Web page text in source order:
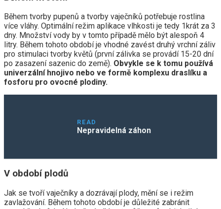
Během tvorby pupenů a tvorby vaječníků potřebuje rostlina
více vláhy. Optimální režim aplikace vlhkosti je tedy 1krát za 3
dny. Množství vody by v tomto případě mělo být alespoň 4
litry. Během tohoto období je vhodné zavést druhý vrchní záliv
pro stimulaci tvorby květů (první zálivka se provádí 15-20 dní
po zasazení sazenic do země). Obvykle se k tomu používá
univerzální hnojivo nebo ve formě komplexu draslíku a
fosforu pro ovocné plodiny.
READ
Nepravidelná záhon
V období plodů
Jak se tvoří vaječníky a dozrávají plody, mění se i režim
zavlažování. Během tohoto období je důležité zabránit